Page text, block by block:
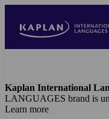
main
Kaplan International
LANGUAGES brand is
Learn more